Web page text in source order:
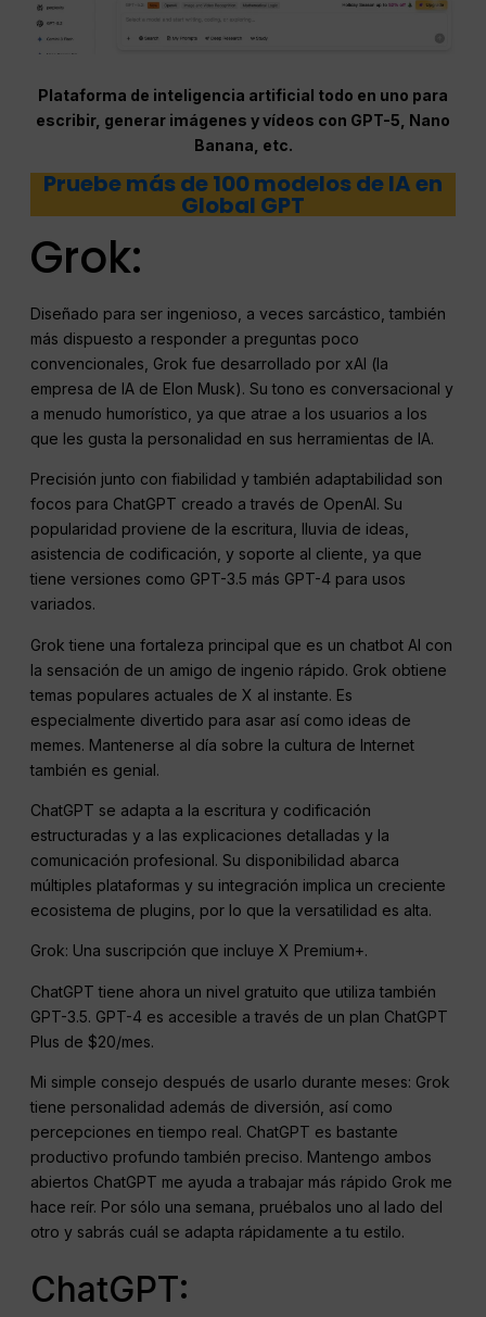
Plataforma de inteligencia artificial todo en uno para
escribir, generar imágenes y vídeos con GPT-5, Nano
Banana, etc.
Pruebe más de 100 modelos de IA en
Global GPT
Grok:
Diseñado para ser ingenioso, a veces sarcástico, también
más dispuesto a responder a preguntas poco
convencionales, Grok fue desarrollado por xAI (la
empresa de IA de Elon Musk). Su tono es conversacional y
a menudo humorístico, ya que atrae a los usuarios a los
que les gusta la personalidad en sus herramientas de IA.
Precisión junto con fiabilidad y también adaptabilidad son
focos para ChatGPT creado a través de OpenAI. Su
popularidad proviene de la escritura, lluvia de ideas,
asistencia de codificación, y soporte al cliente, ya que
tiene versiones como GPT-3.5 más GPT-4 para usos
variados.
Grok tiene una fortaleza principal que es un chatbot AI con
la sensación de un amigo de ingenio rápido. Grok obtiene
temas populares actuales de X al instante. Es
especialmente divertido para asar así como ideas de
memes. Mantenerse al día sobre la cultura de Internet
también es genial.
ChatGPT se adapta a la escritura y codificación
estructuradas y a las explicaciones detalladas y la
comunicación profesional. Su disponibilidad abarca
múltiples plataformas y su integración implica un creciente
ecosistema de plugins, por lo que la versatilidad es alta.
Grok: Una suscripción que incluye X Premium+.
ChatGPT tiene ahora un nivel gratuito que utiliza también
GPT-3.5. GPT-4 es accesible a través de un plan ChatGPT
Plus de $20/mes.
Mi simple consejo después de usarlo durante meses: Grok
tiene personalidad además de diversión, así como
percepciones en tiempo real. ChatGPT es bastante
productivo profundo también preciso. Mantengo ambos
abiertos ChatGPT me ayuda a trabajar más rápido Grok me
hace reír. Por sólo una semana, pruébalos uno al lado del
otro y sabrás cuál se adapta rápidamente a tu estilo.
ChatGPT: